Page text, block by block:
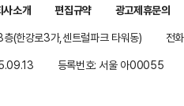
사소개 편집규약
광고제휴문의
(한강로3가,센트럴파크 타워동)
전
등록번호: 서울 아00055